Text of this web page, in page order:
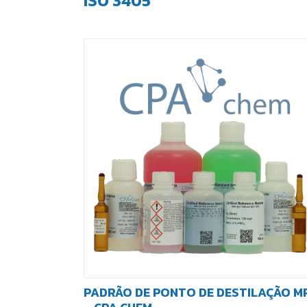
PADRÃO DE PONTO DE DESTILAÇÃO